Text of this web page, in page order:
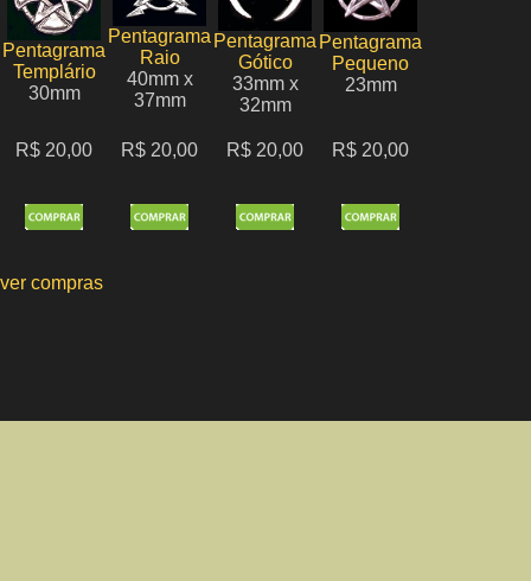
Pentagrama
Templário
30mm
Pentagrama
Raio
40mm x
37mm
Pentagrama
Gótico
33mm x
32mm
Pentagrama
Pequeno
23mm
R$ 20,00 R$ 20,00 R$ 20,00 R$ 20,00
ver compras